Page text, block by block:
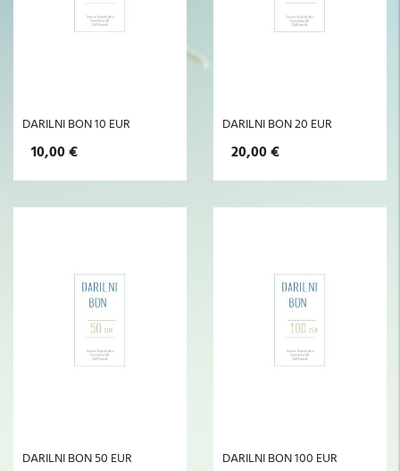
DARILNI BON 10 EUR
10,00 €
DARILNI BON 20 EUR
20,00 €
DARILNI BON 50 EUR DARILNI BON 100 EUR